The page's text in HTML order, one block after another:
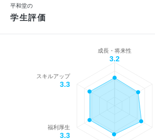
平和堂の
学生評価
成長・将来性
3.2
福利厚生
3.3
スキルアップ
3.3